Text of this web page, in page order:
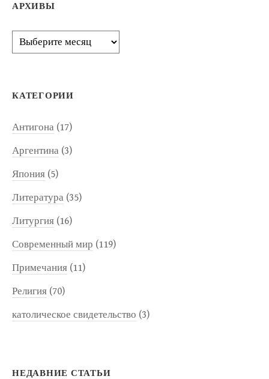
АРХИВЫ
Архивы
КАТЕГОРИИ
Антигона (17)
Аргентина (3)
Япония (5)
Литература (35)
Литургия (16)
Современный мир (119)
Примечания (11)
Религия (70)
католическое свидетельство (3)
НЕДАВНИЕ СТАТЬИ